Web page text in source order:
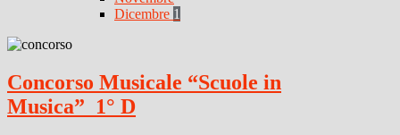
Dicembre 1
Concorso Musicale “Scuole in
Musica”_1° D